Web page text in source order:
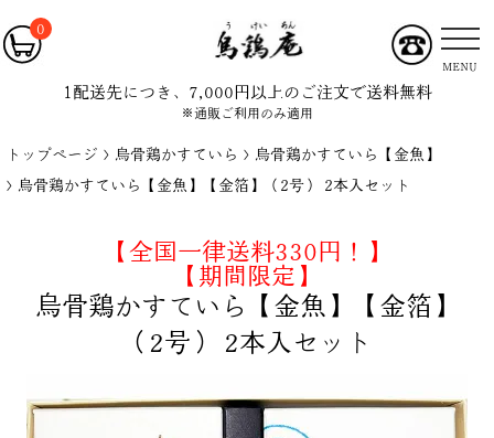
0
MENU
1配送先につき、7,000円以上のご注文で送料無料
※通販ご利用のみ適用
トップページ 烏骨鶏かすていら
烏骨鶏かすていら【金魚】
烏骨鶏かすていら【金魚】【金箔】（2号） 2本入セット
【全国一律送料330円！】
【期間限定】
烏骨鶏かすていら【金魚】【金箔】
（2号） 2本入セット